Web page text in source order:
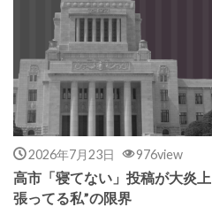
2026年7月23日 976view
高市「寝てない」投稿が大炎
張ってる私”の限界